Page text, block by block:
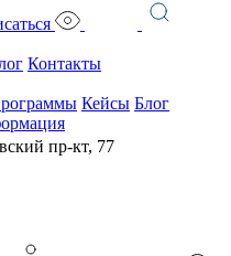
Контакты
Кейсы Блог
пр-кт, 77